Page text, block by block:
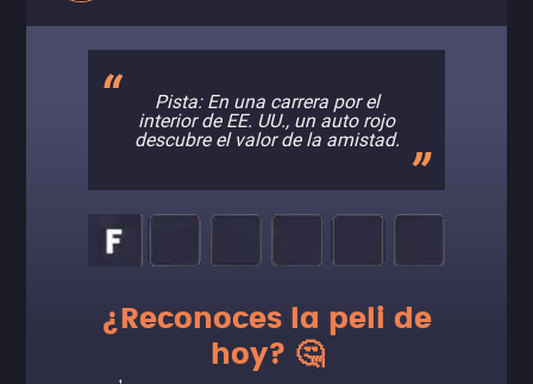
Pista: En una carrera por el
interior de EE. UU., un auto rojo
descubre el valor de la amistad.
¿Reconoces la peli de
hoy? 🤔